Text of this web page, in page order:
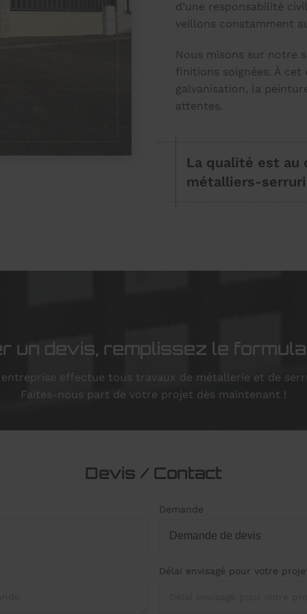
d’une responsabilité
veillons constamment
Nous misons sur notre
finitions soignées. À
galvanisation, la
attentes.
La qualité est au
métalliers-
un devis, remplissez le
effectue tous travaux de métallerie et de
Faites-nous part de votre projet dès maintenant !
Devis / Contact
Demande
Délai envisagé pour votre